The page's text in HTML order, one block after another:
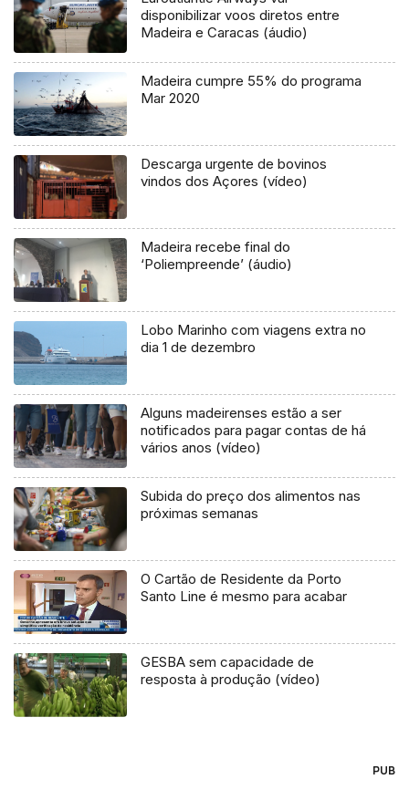
disponibilizar voos diretos entre
Madeira e Caracas (áudio)
Madeira cumpre 55% do programa
Mar 2020
Descarga urgente de bovinos
vindos dos Açores (vídeo)
Madeira recebe final do
‘Poliempreende’ (áudio)
Lobo Marinho com viagens extra no
dia 1 de dezembro
Alguns madeirenses estão a ser
notificados para pagar contas de há
vários anos (vídeo)
Subida do preço dos alimentos nas
próximas semanas
O Cartão de Residente da Porto
Santo Line é mesmo para acabar
GESBA sem capacidade de
resposta à produção (vídeo)
PUB